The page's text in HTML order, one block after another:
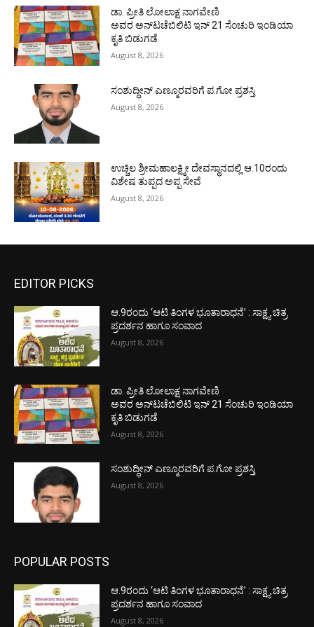
ಡಾ. ಪ್ರೀತಿ ಲೋಲಾಕ್ಷ ನಾಗವೇಣಿ
ಅವರ ಅನ್‌ಟಚೆಬಿಲಿಟಿ ಇನ್ 21 ಸೆಂಚುರಿ ಇಂಡಿಯಾ
ಕೃತಿ ಬಿಡುಗಡೆ
August 8, 2026
ಸಂಶುದ್ಧೀನ್ ಎಣ್ಮೂರವರಿಗೆ ಪ.ಗೋ ಪ್ರಶಸ್ತಿ
August 8, 2026
ಉಚ್ಚಿಲ ಶ್ರೀಮಹಾಲಕ್ಷ್ಮೀ ದೇವಸ್ಥಾನದಲ್ಲಿ ಆ.10ರಂದು
ವಿಶೇಷ ತುಪ್ಪದ ಅಪ್ಪ ಸೇವೆ
August 8, 2026
EDITOR PICKS
ಆ.9ರಂದು ‘ಆಟಿ ತಿಂಗಳ ಭೂತಾರಾಧನೆ’ : ಸಾಕ್ಷ್ಯ ಚಿತ್ರ
ಪ್ರದರ್ಶನ ಹಾಗೂ ಸಂವಾದ
August 8, 2026
ಡಾ. ಪ್ರೀತಿ ಲೋಲಾಕ್ಷ ನಾಗವೇಣಿ
ಅವರ ಅನ್‌ಟಚೆಬಿಲಿಟಿ ಇನ್ 21 ಸೆಂಚುರಿ ಇಂಡಿಯಾ
ಕೃತಿ ಬಿಡುಗಡೆ
August 8, 2026
ಸಂಶುದ್ಧೀನ್ ಎಣ್ಮೂರವರಿಗೆ ಪ.ಗೋ ಪ್ರಶಸ್ತಿ
August 8, 2026
POPULAR POSTS
ಆ.9ರಂದು ‘ಆಟಿ ತಿಂಗಳ ಭೂತಾರಾಧನೆ’ : ಸಾಕ್ಷ್ಯ ಚಿತ್ರ
ಪ್ರದರ್ಶನ ಹಾಗೂ ಸಂವಾದ
August 8, 2026